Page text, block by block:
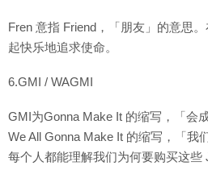
Fren 意指 Friend，「朋友」的意思
起快乐地追求使命。
6.GMI / WAGMI
GMI为Gonna Make It 的缩写，「会
We All Gonna Make It 的缩写，「我
每个人都能理解我们为何要购买这些